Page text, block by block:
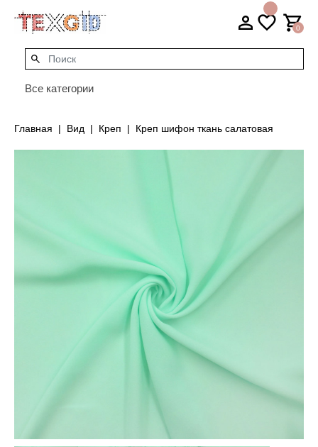
0
Все категории
Главная Вид Креп Креп шифон ткань салатовая